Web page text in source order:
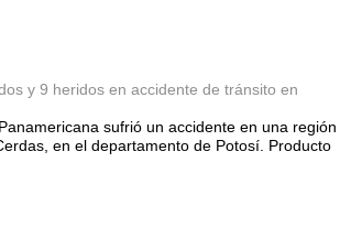
y 9 heridos en accidente de tránsito en
sufrió un accidente en una región
en el departamento de Potosí. Producto